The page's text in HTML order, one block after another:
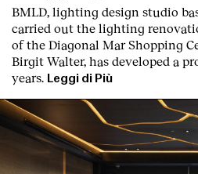
BMLD, lighting design studio
carried out the lighting
of the Diagonal Mar Shopping
Birgit Walter, has developed a
years.
Leggi di Più